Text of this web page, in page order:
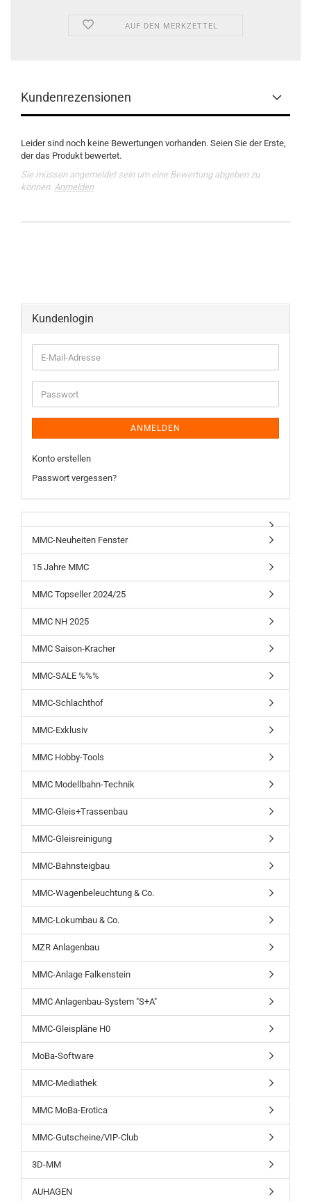
AUF DEN MERKZETTEL
Kundenrezensionen
Leider sind noch keine Bewertungen vorhanden. Seien Sie der Erste,
der das Produkt bewertet.
Sie müssen angemeldet sein um eine Bewertung abgeben zu
können. Anmelden
Kundenlogin
ANMELDEN
Konto erstellen
Passwort vergessen?
MMC-Neuheiten Fenster
15 Jahre MMC
MMC Topseller 2024/25
MMC NH 2025
MMC Saison-Kracher
MMC-SALE %%%
MMC-Schlachthof
MMC-Exklusiv
MMC Hobby-Tools
MMC Modellbahn-Technik
MMC-Gleis+Trassenbau
MMC-Gleisreinigung
MMC-Bahnsteigbau
MMC-Wagenbeleuchtung & Co.
MMC-Lokumbau & Co.
MZR Anlagenbau
MMC-Anlage Falkenstein
MMC Anlagenbau-System "S+A"
MMC-Gleispläne H0
MoBa-Software
MMC-Mediathek
MMC MoBa-Erotica
MMC-Gutscheine/VIP-Club
3D-MM
AUHAGEN